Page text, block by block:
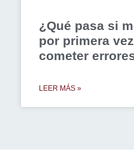
¿Qué pasa si
por primera
cometer
LEER MÁS »